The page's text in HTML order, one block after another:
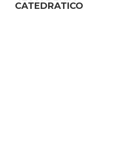
CATEDRATICO